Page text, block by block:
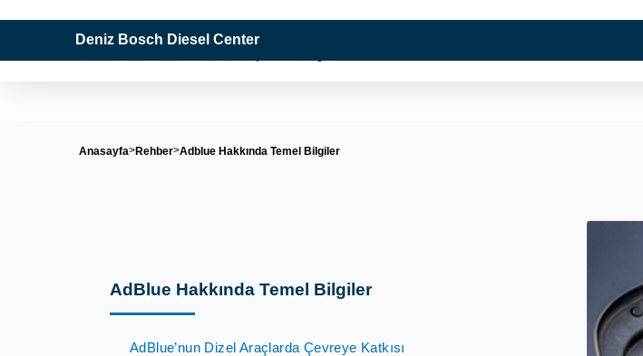
Deniz Bosch Diesel Center
Anasayfa Rehber Adblue Hakkında Temel Bilgiler
AdBlue Hakkında Temel Bilgiler
AdBlue’nun Dizel Araçlarda Çevreye Katkısı